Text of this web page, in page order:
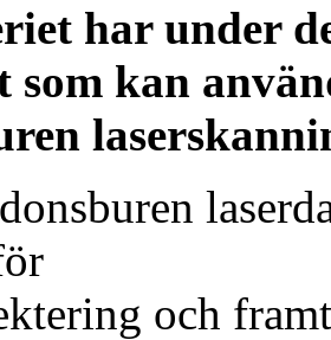
har under
som kan
och